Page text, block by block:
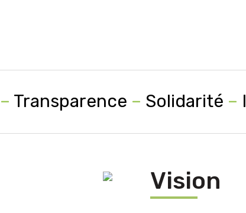
– Transparence – Solidarité –
Vision